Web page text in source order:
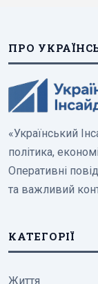
ПРО
«Український
політика,
Оперативні
та важливий
КАТЕГОРІЇ
Життя